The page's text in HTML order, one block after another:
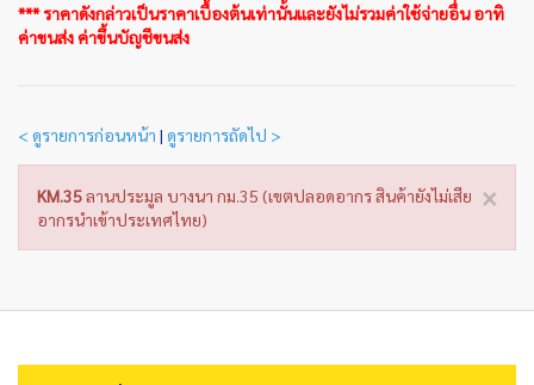
*** ราคาดังกล่าวเป็นราคาเบื้องต้นเท่านั้นและยังไม่รวมค่าใช้จ่ายอื่น อาทิ
ค่าขนส่ง ค่าขึ้นบัญชีขนส่ง
< ดูรายการก่อนหน้า | ดูรายการถัดไป >
×
KM.35ลานประมูล บางนา กม.35 (เขตปลอดอากร สินค้ายังไม่เสีย
อากรนำเข้าประเทศไทย)